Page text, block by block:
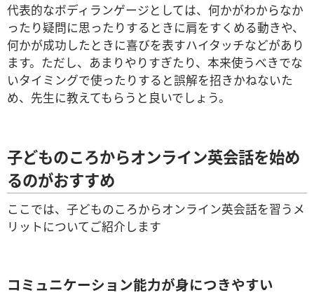
代表的なボディランゲージとしては、何かがわからなか
ったり疑問に思ったりするときに肩をすくめる動きや、
何かが成功したときに喜びを表すハイタッチなどがあり
ます。ただし、あまりやりすぎたり、本来使うべきでな
いタイミングで使ったりすると誤解を招きかねないた
め、先生に教えてもらうと良いでしょう。
子どものころからオンライン英会話を始め
るのがおすすめ
ここでは、子どものころからオンライン英会話を習うメ
リットについてご紹介します
コミュニケーション能力が身につきやすい